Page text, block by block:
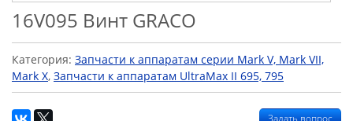
16V095 Винт GRACO
Категория: Запчасти к аппаратам серии Mark V, Mark VII,
Mark X, Запчасти к аппаратам UltraMax II 695, 795
Задать вопрос